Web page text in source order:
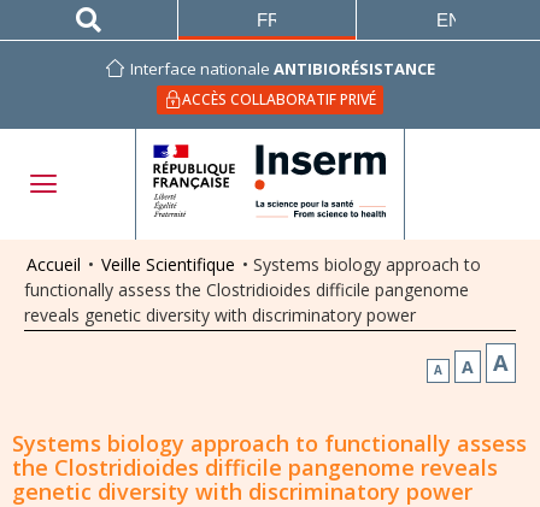
Interface nationale ANTIBIORÉSISTANCE
ACCÈS COLLABORATIF PRIVÉ
FRANÇAIS ENGLISH
Accueil • Veille Scientifique • Systems biology approach to
functionally assess the Clostridioides difficile pangenome
reveals genetic diversity with discriminatory power
A A A
Systems biology approach to functionally assess
the Clostridioides difficile pangenome reveals
genetic diversity with discriminatory power